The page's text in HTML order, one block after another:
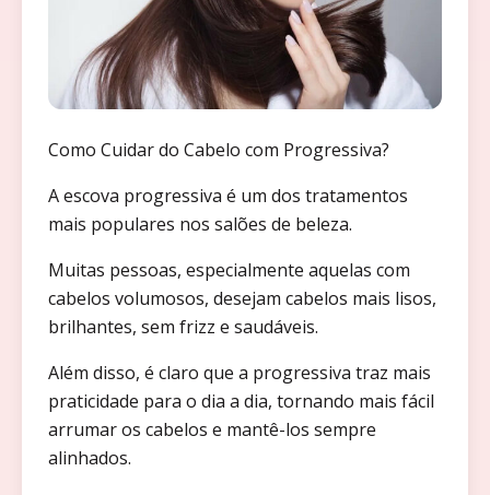
Como Cuidar do Cabelo com Progressiva?
A escova progressiva é um dos tratamentos
mais populares nos salões de beleza.
Muitas pessoas, especialmente aquelas com
cabelos volumosos, desejam cabelos mais lisos,
brilhantes, sem frizz e saudáveis.
Além disso, é claro que a progressiva traz mais
praticidade para o dia a dia, tornando mais fácil
arrumar os cabelos e mantê-los sempre
alinhados.